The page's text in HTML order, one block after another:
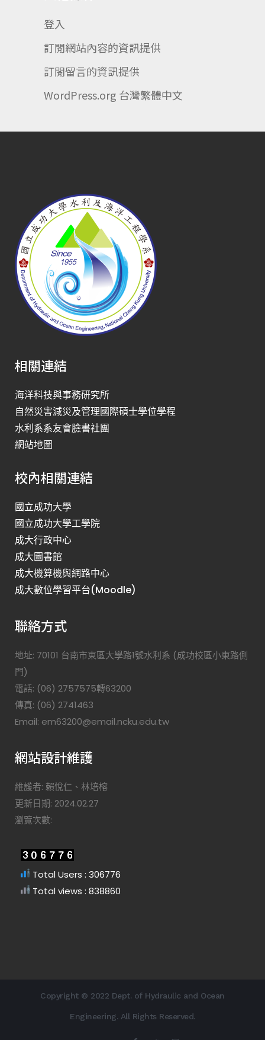
登入
訂閱網站內容的資訊提供
訂閱留言的資訊提供
WordPress.org 台灣繁體中文
相關連結
海洋科技與事務研究所
自然災害減災及管理國際碩士學位學程
水利系系友會臉書社團
網站地圖
校內相關連結
國立成功大學
國立成功大學工學院
成大行政中心
成大圖書館
成大機算機與網路中心
成大數位學習平台(Moodle)
聯絡方式
地址: 70101 台南市東區大學路1號水利系 (成功校區小東路側
門)
電話: (06) 2757575轉63200
傳真: (06) 2741463
Email: em63200@email.ncku.edu.tw
網站設計維護
維護者: 賴悅仁、林培榕
更新日期: 2024.02.27
瀏覽次數:
Total Users : 306776
Total views : 838860
Copyright © 2022 Dept. of Hydraulic and Ocean
Engineering. All Rights Reserved.